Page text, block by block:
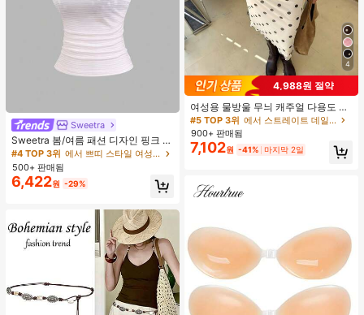
Sweetra
Sweetra 봄/여름 패션 디자인 핑크 스
트라이프 브라운 폴카 도트 스파게티
스트랩 2 In 1 스위트 걸리시 비치 로
맨틱 휴가 스타일 여성용 캐미 탱크 탑
#4 TOP 3위
에서 쁘띠 스타일 여성 상의, 블라우스 & 티
500+ 판매됨
6,422원 -29%
4
4,988원 절약
여성용 물방울 무늬 캐주얼 다용도 데
이트 & 외출 A라인 스커트 봄
#5 TOP 3위
에서 스트레이트 데일리 스커트
900+ 판매됨
7,102원 -41% 마지막 2일